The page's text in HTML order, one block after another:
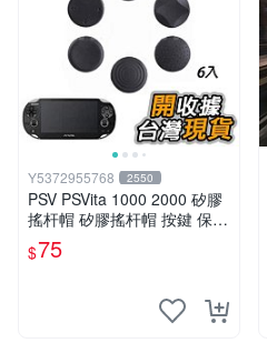
Y5372955768 2550
PSV PSVita 1000 2000 矽膠
搖杆帽 矽膠搖杆帽 按鍵 保護
帽 搖杆套 防滑硅膠帽
$75